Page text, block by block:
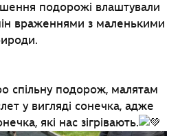
подорожі влаштували
враженнями з маленькими
спільну подорож, малятам
у вигляді сонечка, адже
які нас зігрівають.